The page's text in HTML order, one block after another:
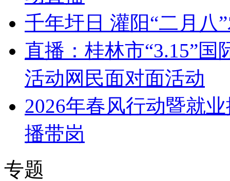
千年圩日 灌阳“二月八
直播：桂林市“3.15”
活动网民面对面活动
2026年春风行动暨就
播带岗
专题